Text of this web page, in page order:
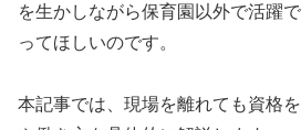
を生かしながら保育園以外で活躍
ってほしいのです。
本記事では、現場を離れても資格